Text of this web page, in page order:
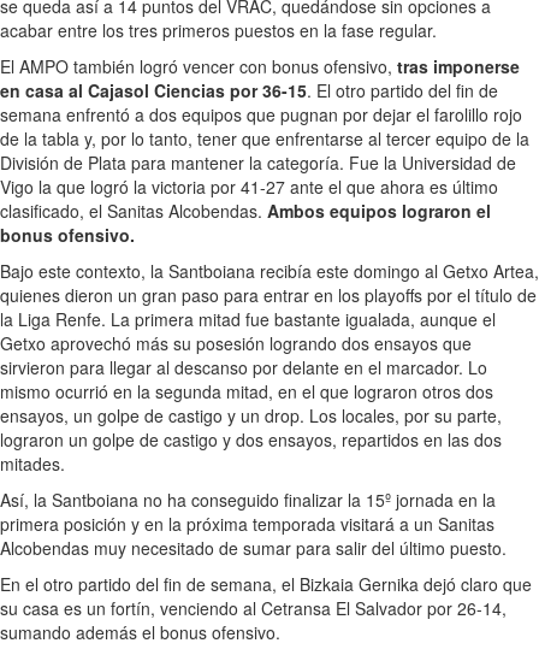
se queda así a 14 puntos del VRAC, quedándose sin opciones a
acabar entre los tres primeros puestos en la fase regular.
El AMPO también logró vencer con bonus ofensivo, tras imponerse
en casa al Cajasol Ciencias por 36-15. El otro partido del fin de
semana enfrentó a dos equipos que pugnan por dejar el farolillo rojo
de la tabla y, por lo tanto, tener que enfrentarse al tercer equipo de la
División de Plata para mantener la categoría. Fue la Universidad de
Vigo la que logró la victoria por 41-27 ante el que ahora es último
clasificado, el Sanitas Alcobendas. Ambos equipos lograron el
bonus ofensivo.
Bajo este contexto, la Santboiana recibía este domingo al Getxo Artea,
quienes dieron un gran paso para entrar en los playoffs por el título de
la Liga Renfe. La primera mitad fue bastante igualada, aunque el
Getxo aprovechó más su posesión logrando dos ensayos que
sirvieron para llegar al descanso por delante en el marcador. Lo
mismo ocurrió en la segunda mitad, en el que lograron otros dos
ensayos, un golpe de castigo y un drop. Los locales, por su parte,
lograron un golpe de castigo y dos ensayos, repartidos en las dos
mitades.
Así, la Santboiana no ha conseguido finalizar la 15º jornada en la
primera posición y en la próxima temporada visitará a un Sanitas
Alcobendas muy necesitado de sumar para salir del último puesto.
En el otro partido del fin de semana, el Bizkaia Gernika dejó claro que
su casa es un fortín, venciendo al Cetransa El Salvador por 26-14,
sumando además el bonus ofensivo.